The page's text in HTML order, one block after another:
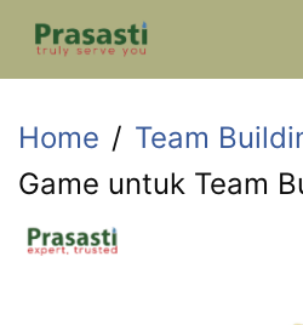
Skip
Home
Team
Game untuk Team